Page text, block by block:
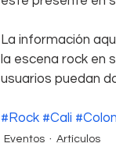
La información
la escena rock en
usuarios puedan
#Rock #Cali
Eventos Artículos